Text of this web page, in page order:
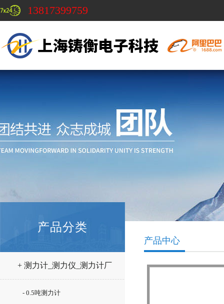
13817399759
产品分类
+ 测力计_测力仪_测力计厂
- 0.5吨测力计
产品中心